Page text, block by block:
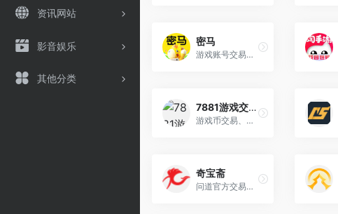
资讯网站
影音娱乐
其他分类
密马
游戏账号交易平台
7881游戏交易平台
游戏币交易、金币交易、账号交易、装备交易、道具交易、点卡点券交易、游戏租号，游戏代练、手游交易等
奇宝斋
问道官方交易平台